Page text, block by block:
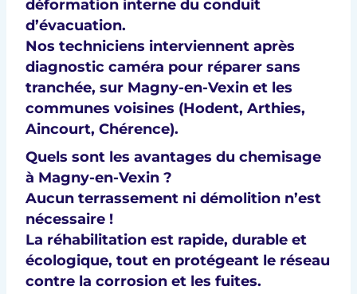
déformation interne du conduit
d’évacuation.
Nos techniciens interviennent après
diagnostic caméra pour réparer sans
tranchée, sur Magny-en-Vexin et les
communes voisines (Hodent, Arthies,
Aincourt, Chérence).
Quels sont les avantages du chemisage
à Magny-en-Vexin ?
Aucun terrassement ni démolition n’est
nécessaire !
La réhabilitation est rapide, durable et
écologique, tout en protégeant le réseau
contre la corrosion et les fuites.